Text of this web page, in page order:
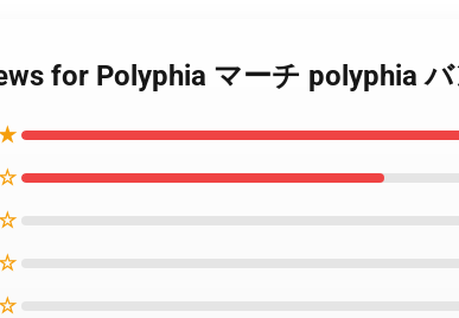
for Polyphia マーチ polyphia